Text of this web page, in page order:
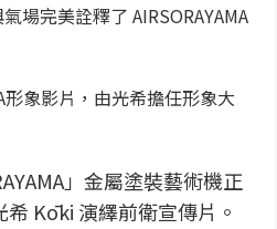
場完美詮釋了 AIRSORAYAMA
形象影片，由光希擔任形象大